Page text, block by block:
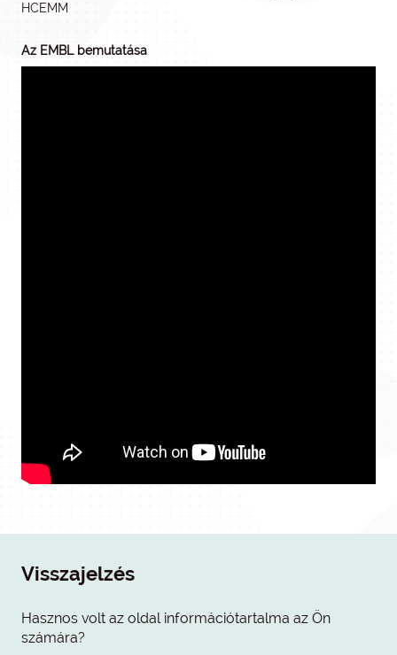
HCEMM
Az EMBL bemutatása
Visszajelzés
Hasznos volt az oldal információtartalma az Ön
számára?